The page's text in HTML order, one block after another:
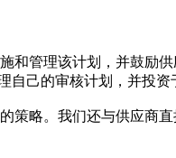
和管理该计划，并鼓励
己的审核计划，并投资
策略。我们还与供应商